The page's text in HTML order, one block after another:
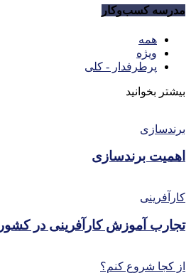
مدرسه کسب‌و‌کار
همه
ویژه
پرطرفدار - کلی
بیشتر بخوانید
برندسازی
اهمیت برندسازی
کارآفرینی
تجارب آموزش کارآفرینی در
از کجا شروع کنم؟